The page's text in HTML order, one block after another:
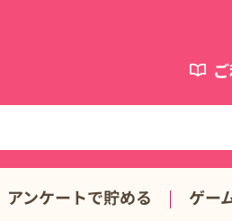
アンケートで貯める ゲー